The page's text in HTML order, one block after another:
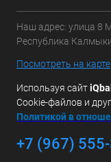
Наш адрес: улица 8
Республика
Посмотреть на карте
Используя сайт
Cookie-файлов и
Политикой в
+7 (967)